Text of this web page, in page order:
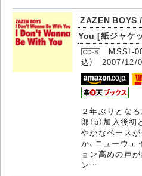
ZAZEN BOYS
You [紙ジャケ
MSSI-
込） 2007/12/
２年ぶりとな
郎（b）加入後
やかなベース
か、ニューウ
ョン高めの声
ン…